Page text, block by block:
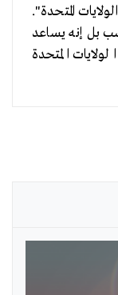
المتحدة".
بل إنه يساعد
المتحدة